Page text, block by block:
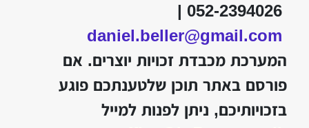
052-2394026 |
daniel.beller@gmail.com
המערכת מכבדת זכויות יוצרים. אם
פורסם באתר תוכן שלטענתכם פוגע
בזכויותיכם, ניתן לפנות למייל